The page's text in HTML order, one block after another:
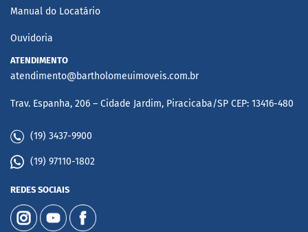
Manual do Locatário
Ouvidoria
ATENDIMENTO
atendimento@bartholomeuimoveis.com.br
Trav. Espanha, 206 – Cidade Jardim, Piracicaba/SP CEP: 13416-480
(19) 3437-9900
(19) 97110-1802
REDES SOCIAIS